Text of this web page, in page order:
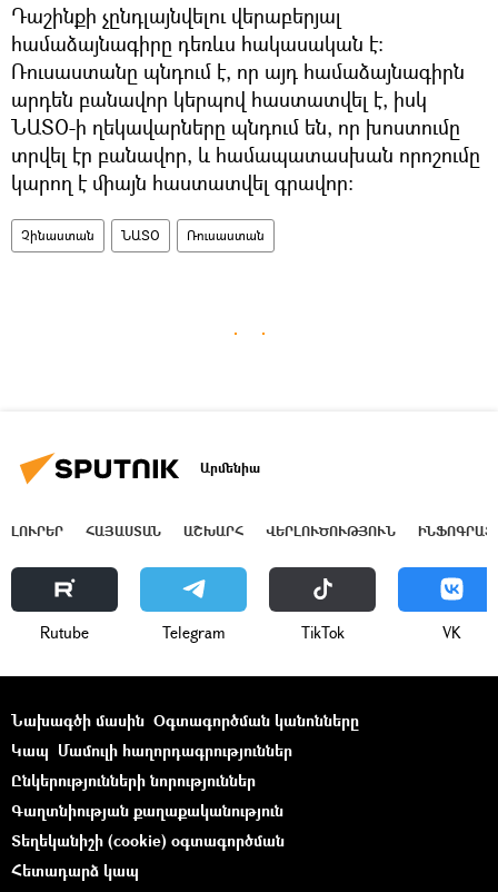
Դաշինքի չընդլայնվելու վերաբերյալ
համաձայնագիրը դեռևս հակասական է։
Ռուսաստանը պնդում է, որ այդ համաձայնագիրն
արդեն բանավոր կերպով հաստատվել է, իսկ
ՆԱՏՕ-ի ղեկավարները պնդում են, որ խոստումը
տրվել էր բանավոր, և համապատասխան որոշումը
կարող է միայն հաստատվել գրավոր:
Չինաստան ՆԱՏՕ Ռուսաստան
Արմենիա
ԼՈՒՐԵՐ ՀԱՅԱՍՏԱՆ ԱՇԽԱՐՀ ՎԵՐԼՈՒԾՈՒԹՅՈՒՆ
Rutube Telegram ТikТоk VK
Նախագծի մասին Օգտագործման կանոնները
Կապ Մամուլի հաղորդագրություններ
Ընկերությունների նորություններ
Գաղտնիության քաղաքականություն
Տեղեկանիշի (cookie) օգտագործման
Հետադարձ կապ